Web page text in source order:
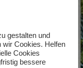
gestalten und
wir Cookies. Helfen
Cookies
bessere